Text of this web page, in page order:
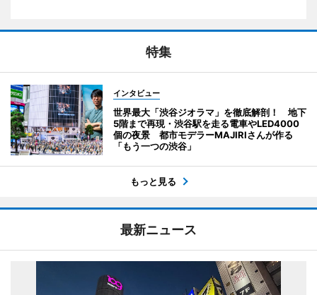
特集
インタビュー
世界最大「渋谷ジオラマ」を徹底解剖！ 地下
5階まで再現・渋谷駅を走る電車やLED4000
個の夜景 都市モデラーMAJIRIさんが作る
「もう一つの渋谷」
もっと見る
最新ニュース